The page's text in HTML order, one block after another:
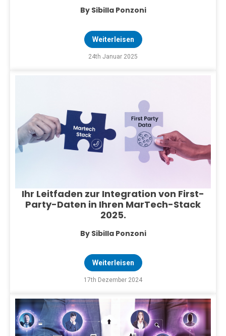
By Sibilla Ponzoni
Weiterleisen
24th Januar 2025
Ihr Leitfaden zur Integration von First-
Party-Daten in Ihren MarTech-Stack
2025.
By Sibilla Ponzoni
Weiterleisen
17th Dezember 2024